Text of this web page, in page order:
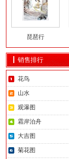
琵琶行
销售排行
花鸟
山水
观瀑图
霜岸泊舟
大吉图
菊花图